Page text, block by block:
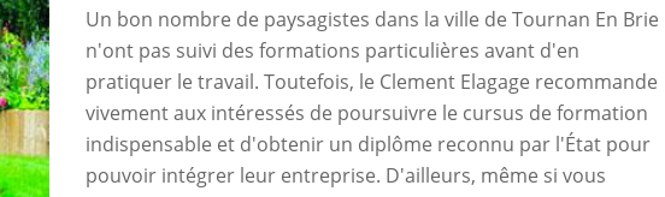
Un bon nombre de paysagistes dans la ville de Tournan En Brie
n'ont pas suivi des formations particulières avant d'en
pratiquer le travail. Toutefois, le Clement Elagage recommande
vivement aux intéressés de poursuivre le cursus de formation
indispensable et d'obtenir un diplôme reconnu par l'État pour
pouvoir intégrer leur entreprise. D'ailleurs, même si vous